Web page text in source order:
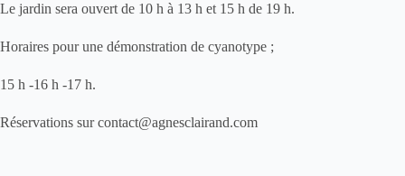
Le jardin sera ouvert de 10 h à 13 h et 15 h de 19 h.
Horaires pour une démonstration de cyanotype ;
15 h -16 h -17 h.
Réservations sur contact@agnesclairand.com